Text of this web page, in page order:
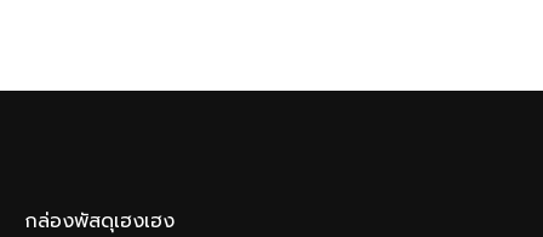
กล่องพัสดุเฮงเฮง